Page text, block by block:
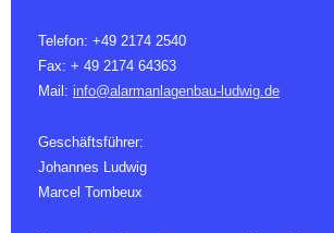
Telefon: +49 2174 2540
Fax: + 49 2174 64363
Mail: info@alarmanlagenbau-ludwig.de
Geschäftsführer:
Johannes Ludwig
Marcel Tombeux